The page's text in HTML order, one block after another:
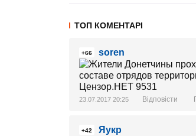
ТОП КОМЕНТАРІ
+66 soren
23.07.2017 20:25 Відповісти
+42
Яукр